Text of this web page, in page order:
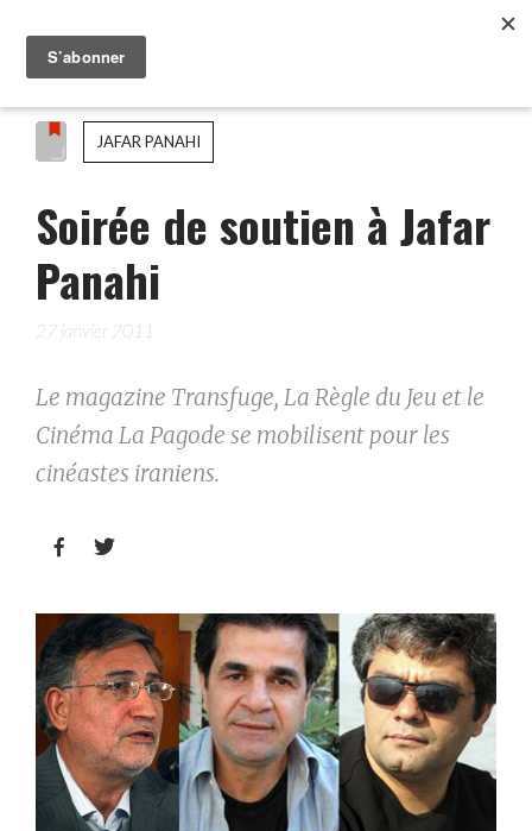
JAFAR PANAHI
Soirée de soutien à Jafar
Panahi
27 janvier 2011
Le magazine Transfuge, La Règle du Jeu et le
Cinéma La Pagode se mobilisent pour les
cinéastes iraniens.
 